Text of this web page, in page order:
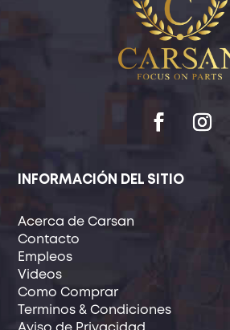
INFORMACIÓN DEL SITIO
Acerca de Carsan
Contacto
Empleos
Videos
Como Comprar
Terminos & Condiciones